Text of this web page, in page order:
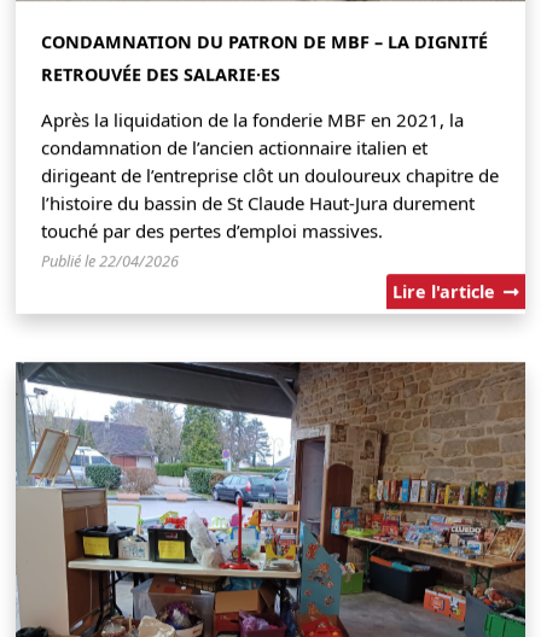
CONDAMNATION DU PATRON DE MBF – LA DIGNITÉ
RETROUVÉE DES SALARIE·ES
Après la liquidation de la fonderie MBF en 2021, la
condamnation de l’ancien actionnaire italien et
dirigeant de l’entreprise clôt un douloureux chapitre de
l’histoire du bassin de St Claude Haut-Jura durement
touché par des pertes d’emploi massives.
Publié le 22/04/2026
Lire l'article